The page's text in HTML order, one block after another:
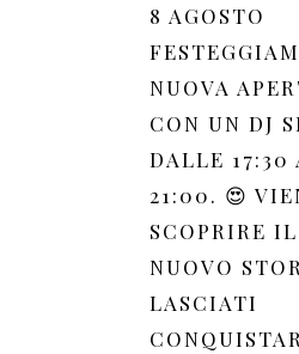
8 AGOSTO
NUOVA
CON UN DJ
DALLE 17:30
21:00. 😍
SCOPRIRE IL
NUOVO
LASCIATI